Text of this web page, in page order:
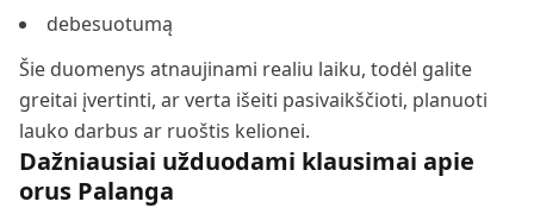
debesuotumą
Šie duomenys atnaujinami realiu laiku, todėl galite
greitai įvertinti, ar verta išeiti pasivaikščioti, planuoti
lauko darbus ar ruoštis kelionei.
Dažniausiai užduodami klausimai apie
orus Palanga